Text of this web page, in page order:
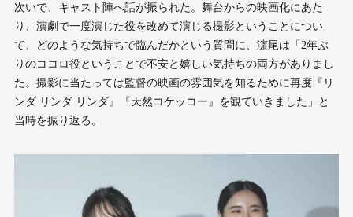
次いで、キャスト陣へ話が振られた。舞台からの映画化にあた
り、演劇で一度演じた役を改めて演じる撮影ということについ
て、どのような気持ちで臨んだかという質問に、濵尾は「2年ぶ
りのココロ役ということで不安と嬉しい気持ちの両方がありまし
た。撮影に当たっては監督の映画の雰囲気を知るために再度『リ
ンダ リンダ リンダ』『天然コケッコー』を観ていきました」と
当時を振り返る。